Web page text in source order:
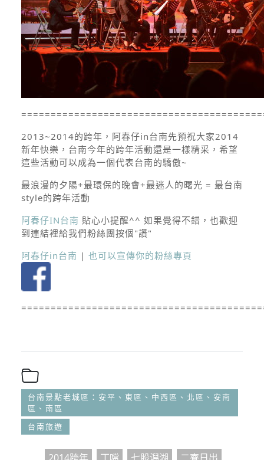
2013~2014的跨年，阿春仔in台南先預祝大家2014
新年快樂，台南今年的跨年活動還是一樣精采，希望
這些活動可以成為一個代表台南的驕傲~
最浪漫的夕陽+最環保的晚會+最迷人的曙光 = 最台南
style的跨年活動
阿春仔IN台南 貼心小提醒^^ 如果覺得不錯，也歡迎
到連結裡給我們粉絲團按個"讚"
阿春仔in台南 | 也可以宣傳你的粉絲專頁
台南景點老城區：安平、東區、中西區、北區、安南
區、南區
台南旅遊